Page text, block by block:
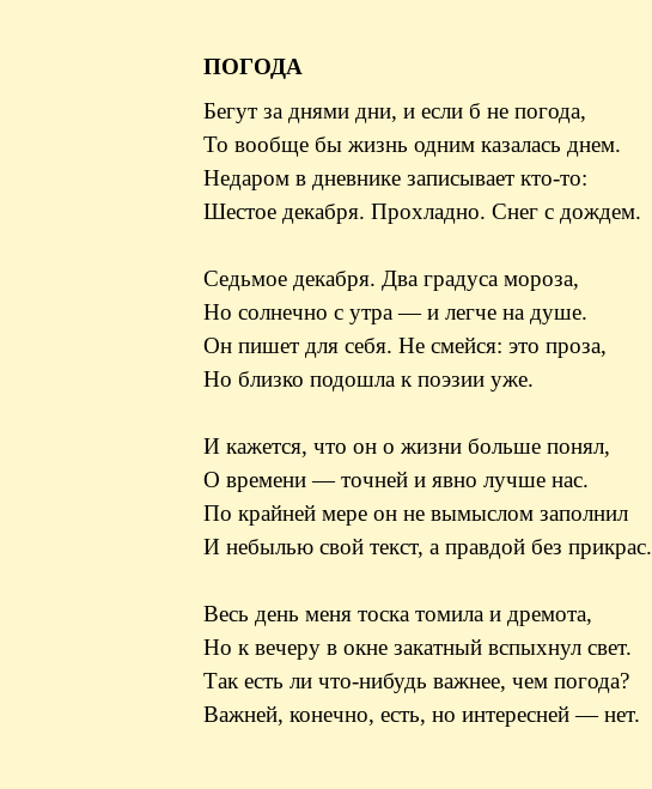
ПОГОДА
Бегут за днями дни, и если б не погода,
То вообще бы жизнь одним казалась днем.
Недаром в дневнике записывает кто-то:
Шестое декабря. Прохладно. Снег с дождем.
Седьмое декабря. Два градуса мороза,
Но солнечно с утра — и легче на душе.
Он пишет для себя. Не смейся: это проза,
Но близко подошла к поэзии уже.
И кажется, что он о жизни больше понял,
О времени — точней и явно лучше нас.
По крайней мере он не вымыслом заполнил
И небылью свой текст, а правдой без прикрас.
Весь день меня тоска томила и дремота,
Но к вечеру в окне закатный вспыхнул свет.
Так есть ли что-нибудь важнее, чем погода?
Важней, конечно, есть, но интересней — нет.